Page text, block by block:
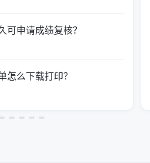
可申请成绩复核？
怎么下载打印？